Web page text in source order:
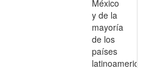
México
y de la
mayoría
de los
países
latinoamericanos,